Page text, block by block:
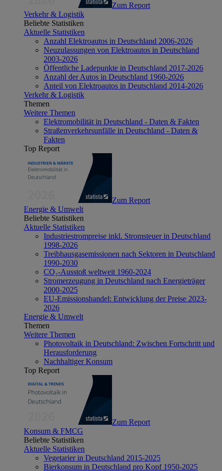
Zum Report
Verkehr & Logistik
Beliebte Statistiken
Aktuelle Statistiken
Anzahl Elektroautos in Deutschland 2006-2026
Neuzulassungen von Elektroautos in Deutschland
2003-2026
Öffentliche Ladepunkte in Deutschland 2017-2026
Anzahl der Autos in Deutschland 1960-2026
Anteil von Elektroautos in Deutschland 2014-2026
Verkehr & Logistik
Themen
Weitere Themen
Elektromobilität in Deutschland - Daten & Fakten
Straßenverkehrsunfälle in Deutschland - Daten &
Fakten
Top Report
Zum Report
Energie & Umwelt
Beliebte Statistiken
Aktuelle Statistiken
Industriestrompreise inkl. Stromsteuer in Deutschland
1998-2026
Treibhausgasemissionen nach Sektoren in Deutschland
1990-2030
CO₂-Ausstoß weltweit 1960-2024
Stromerzeugung in Deutschland nach Energieträger
2000-2025
EU-Emissionshandel: Entwicklung der Preise 2023-
2026
Energie & Umwelt
Themen
Weitere Themen
Photovoltaik in Deutschland: Zwischen Fortschritt und
Herausforderung
Nachhaltiger Konsum
Top Report
Zum Report
Konsum & FMCG
Beliebte Statistiken
Aktuelle Statistiken
Vegetarier in Deutschland 2015-2025
Bierkonsum in Deutschland pro Kopf 1950-2025